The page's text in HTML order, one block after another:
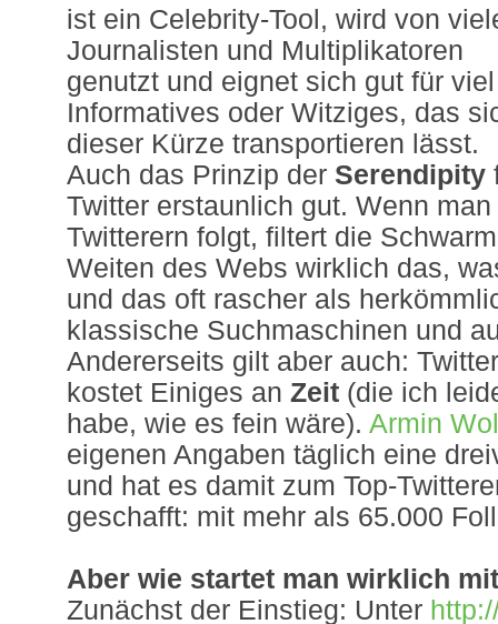
ist ein Celebrity-Tool, wird von
Journalisten und Multiplikatoren
genutzt und eignet sich gut für viel
Informatives oder Witziges, das
dieser Kürze transportieren lässt.
Auch das Prinzip der Serendipity
Twitter erstaunlich gut. Wenn
Twitterern folgt, filtert die
Weiten des Webs wirklich das,
und das oft rascher als
klassische Suchmaschinen und
Andererseits gilt aber auch:
kostet Einiges an Zeit (die ich
habe, wie es fein wäre). Armin
eigenen Angaben täglich eine
und hat es damit zum Top-
geschafft: mit mehr als 65.000
Aber wie startet man wirklich
Zunächst der Einstieg: Unter